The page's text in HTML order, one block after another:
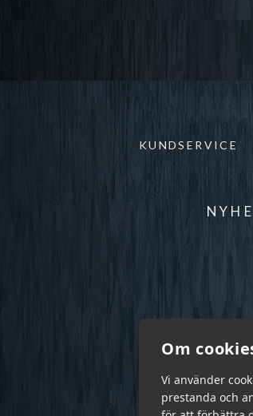
Om
Vi använder
prestanda och
KUNDSERVICE